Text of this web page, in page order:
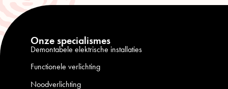
Onze specialismes
Demontabele elektrische installaties
Functionele verlichting
Noodverlichting